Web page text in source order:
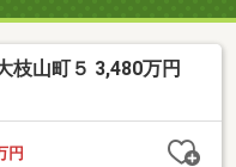
枝山町５ 3,480万円
円